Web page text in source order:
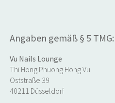
Angaben gemäß § 5 TMG:
Vu Nails Lounge
Thi Hong Phuong Hong Vu
Oststraße 39
40211 Düsseldorf